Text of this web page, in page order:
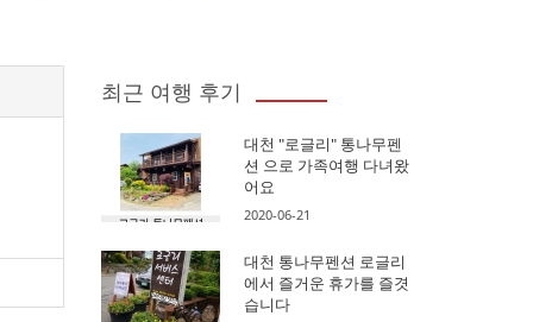
최근 여행 후기
대천 "로글리" 통나무펜
션 으로 가족여행 다녀왔
어요
2020-06-21
대천 통나무펜션 로글리
에서 즐거운 휴가를 즐겻
습니다